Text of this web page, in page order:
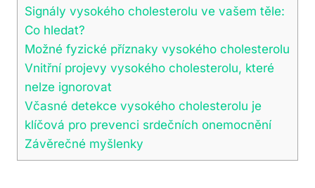
Signály vysokého cholesterolu ve vašem těle:
Co hledat?
Možné fyzické příznaky vysokého cholesterolu
Vnitřní projevy vysokého cholesterolu, které
nelze ignorovat
Včasné detekce vysokého cholesterolu je
klíčová pro prevenci srdečních onemocnění
Závěrečné myšlenky